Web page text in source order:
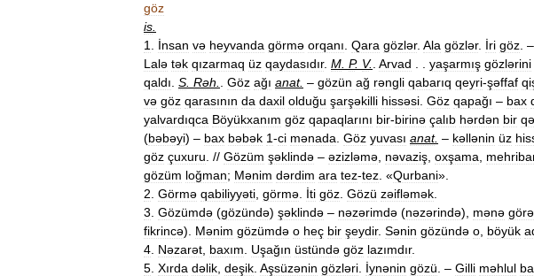
göz
is
1
İnsan və heyvanda görmə orqanı Qara gözlər. Ala gözlər. İri göz . –
Lalə tək qızarmaq üz qaydasıdır. M P. V. Arvad yaşarmış gözlərini
qaldı S Rəh Göz ağı anat. – gözün ağ rəngli qabarıq qeyri-şəffaf
və göz qarasının da daxil olduğu şarşəkilli hissəsi Göz qapağı – bax
yalvardıqca Böyükxanım göz qapaqlarını bir-birinə çalıb hərdən bir
(bəbəyi) – bax bəbək 1-ci mənada Göz yuvası anat. – kəllənin üz
göz çuxuru . // Gözüm şəklində – əzizləmə nəvaziş oxşama
gözüm loğman; Mənim dərdim ara tez-tez . «Qurbani».
2 Görmə qabiliyyəti görmə İti göz Gözü zəifləmək
3 Gözümdə (gözündə) şəklində – nəzərimdə (nəzərində), mənə görə
fikrincə). Mənim gözümdə o heç bir şeydir. Sənin gözündə o böyük
4 Nəzarət baxım Uşağın üstündə göz lazımdır.
5 Xırda dəlik deşik Aşsüzənin gözləri İynənin gözü . – Gilli məhlul